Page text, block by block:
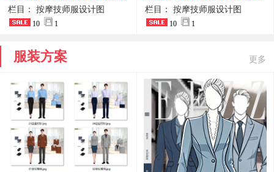
开叉中长裙 星级酒店前厅礼
仪高级全套工作服
栏目： 按摩技师服设计图
10 1
裤套装 美容门店前台主管精
致高级工装
栏目： 按摩技师服设计图
10 1
服装方案 更多